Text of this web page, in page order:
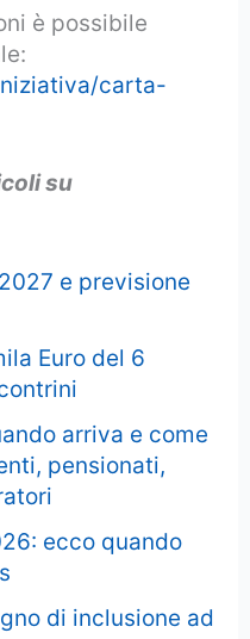
è possibile
carta-
su
e previsione
Euro del 6
arriva e come
pensionati,
ecco quando
di inclusione ad